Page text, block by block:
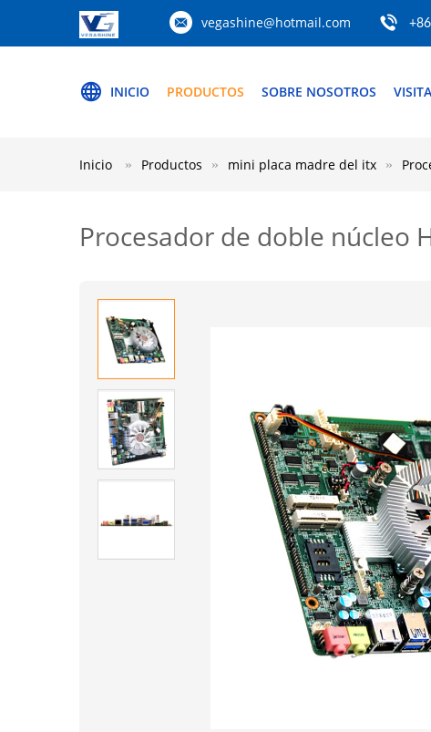
vegashine@hotmail.com
INICIO PRODUCTOS SOBRE NOSOTROS
Inicio Productos mini placa madre del itx
Procesador de doble núcleo